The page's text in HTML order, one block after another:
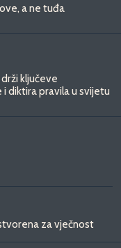
a ne tuđa
ključeve
diktira pravila u svijetu
za vječnost